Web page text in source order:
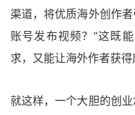
渠道，将优质海外创作
账号发布视频？”这既
求，又能让海外作者获得
就这样，一个大胆的创